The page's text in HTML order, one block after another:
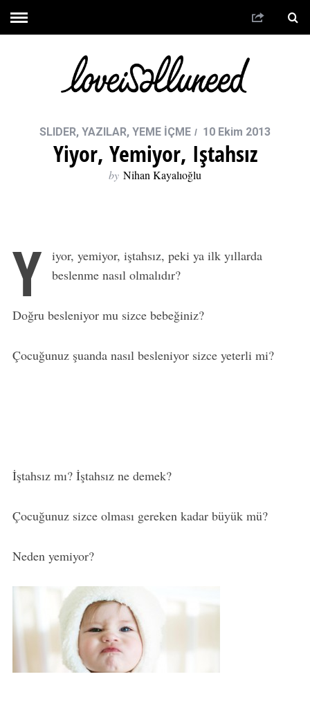
SLIDER, YAZILAR, YEME İÇME 10 Ekim 2013
Yiyor, Yemiyor, Iştahsız
by Nihan Kayalıoğlu
Y
iyor, yemiyor, iştahsız, peki ya ilk yıllarda
beslenme nasıl olmalıdır?
Doğru besleniyor mu sizce bebeğiniz?
Çocuğunuz şuanda nasıl besleniyor sizce yeterli mi?
İştahsız mı? İştahsız ne demek?
Çocuğunuz sizce olması gereken kadar büyük mü?
Neden yemiyor?